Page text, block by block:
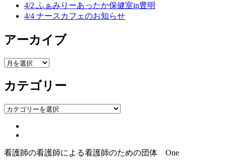
4/2 ふぁみりーあったか保健室in豊明
4/4 ナースカフェのお知らせ
アーカイブ
ア
カ
イ
ブ
カテゴリー
カ
ー
看護師の看護師による看護師のための団体 One